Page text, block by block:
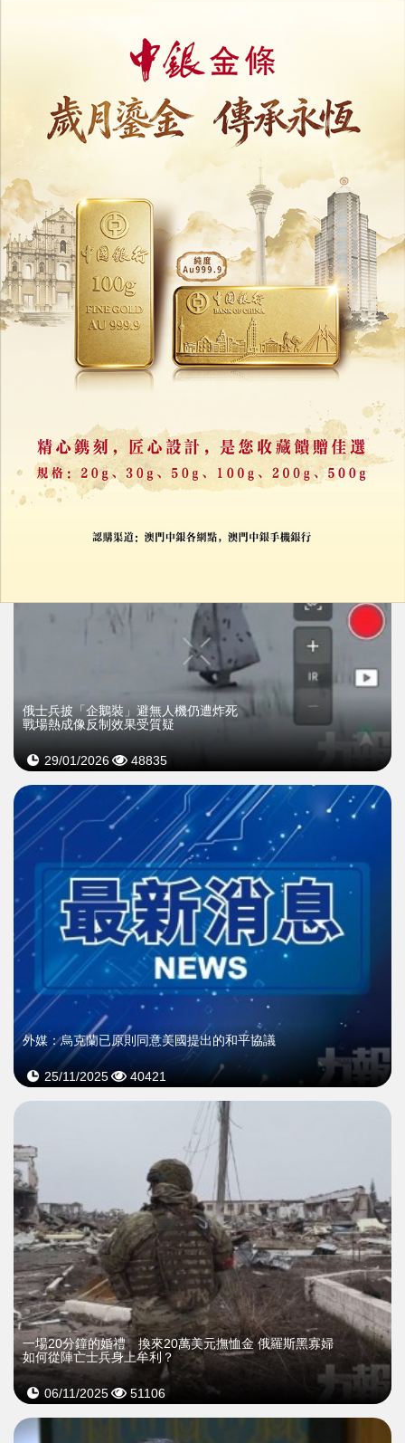
25/02/2026 60321
24/02/2026 33554
俄士兵披「企鵝裝」避無人機仍遭炸死
戰場熱成像反制效果受質疑
29/01/2026 48835
外媒：烏克蘭已原則同意美國提出的和平協議
25/11/2025 40421
一場20分鐘的婚禮 換來20萬美元撫恤金 俄羅斯黑寡婦
如何從陣亡士兵身上牟利？
06/11/2025 51106